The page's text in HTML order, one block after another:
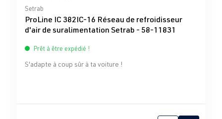
Note moyenne de 0 sur 5 étoiles
Setrab
ProLine IC 382IC-16 Réseau de refroidisseur
d'air de suralimentation Setrab - 58-11831
Prêt à être expédié !
S'adapte à coup sûr à ta voiture !